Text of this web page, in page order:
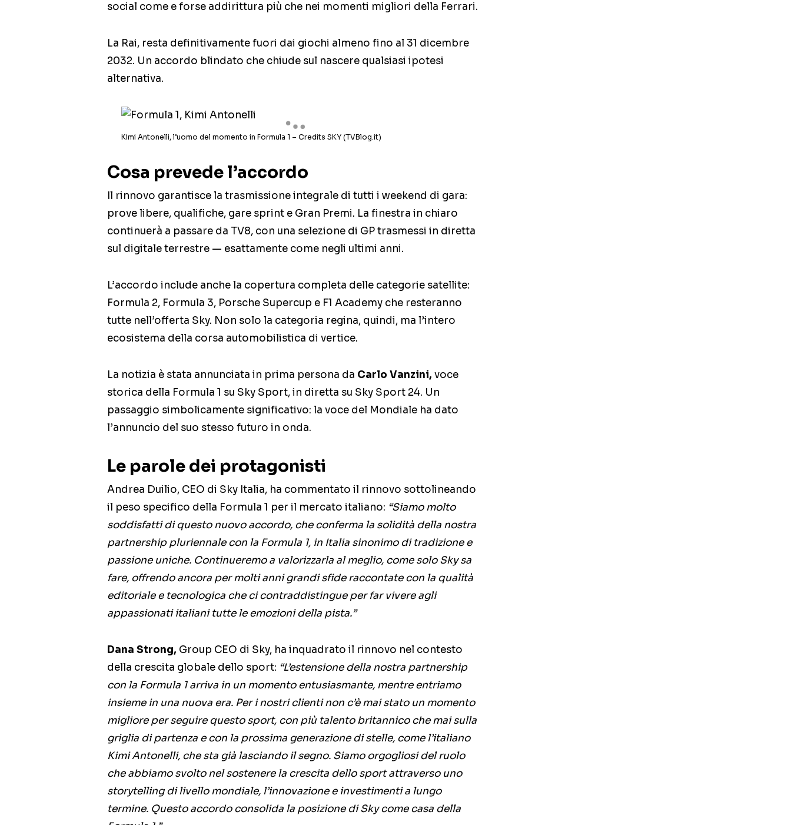
social come e forse addirittura più che nei momenti migliori della Ferrari.
La Rai, resta definitivamente fuori dai giochi almeno fino al 31 dicembre
2032. Un accordo blindato che chiude sul nascere qualsiasi ipotesi
alternativa.
Kimi Antonelli, l’uomo del momento in Formula 1 – Credits SKY (TVBlog.it)
Cosa prevede l’accordo
Il rinnovo garantisce la trasmissione integrale di tutti i weekend di gara:
prove libere, qualifiche, gare sprint e Gran Premi. La finestra in chiaro
continuerà a passare da TV8, con una selezione di GP trasmessi in diretta
sul digitale terrestre — esattamente come negli ultimi anni.
L’accordo include anche la copertura completa delle categorie satellite:
Formula 2, Formula 3, Porsche Supercup e F1 Academy che resteranno
tutte nell’offerta Sky. Non solo la categoria regina, quindi, ma l’intero
ecosistema della corsa automobilistica di vertice.
La notizia è stata annunciata in prima persona da Carlo Vanzini, voce
storica della Formula 1 su Sky Sport, in diretta su Sky Sport 24. Un
passaggio simbolicamente significativo: la voce del Mondiale ha dato
l’annuncio del suo stesso futuro in onda.
Le parole dei protagonisti
Andrea Duilio, CEO di Sky Italia, ha commentato il rinnovo sottolineando
il peso specifico della Formula 1 per il mercato italiano: “Siamo molto
soddisfatti di questo nuovo accordo, che conferma la solidità della nostra
partnership pluriennale con la Formula 1, in Italia sinonimo di tradizione e
passione uniche. Continueremo a valorizzarla al meglio, come solo Sky sa
fare, offrendo ancora per molti anni grandi sfide raccontate con la qualità
editoriale e tecnologica che ci contraddistingue per far vivere agli
appassionati italiani tutte le emozioni della pista.”
Dana Strong, Group CEO di Sky, ha inquadrato il rinnovo nel contesto
della crescita globale dello sport: “L’estensione della nostra partnership
con la Formula 1 arriva in un momento entusiasmante, mentre entriamo
insieme in una nuova era. Per i nostri clienti non c’è mai stato un momento
migliore per seguire questo sport, con più talento britannico che mai sulla
griglia di partenza e con la prossima generazione di stelle, come l’italiano
Kimi Antonelli, che sta già lasciando il segno. Siamo orgogliosi del ruolo
che abbiamo svolto nel sostenere la crescita dello sport attraverso uno
storytelling di livello mondiale, l’innovazione e investimenti a lungo
termine. Questo accordo consolida la posizione di Sky come casa della